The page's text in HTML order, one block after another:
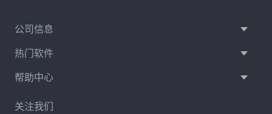
公司信息
热门软件
帮助中心
关注我们